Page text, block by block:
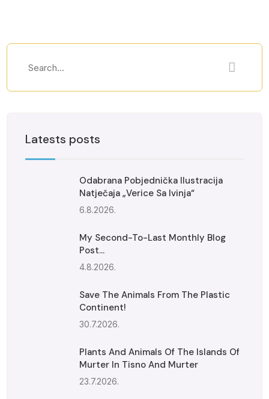
Latests posts
Odabrana Pobjednička Ilustracija
Natječaja „Verice Sa Ivinja“
6.8.2026.
My Second-To-Last Monthly Blog
Post...
4.8.2026.
Save The Animals From The Plastic
Continent!
30.7.2026.
Plants And Animals Of The Islands Of
Murter In Tisno And Murter
23.7.2026.